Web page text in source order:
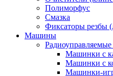
Полиморфус
Смазка
Фиксаторы резбы
Машины
Машинки с
Машинки с
Машинки-